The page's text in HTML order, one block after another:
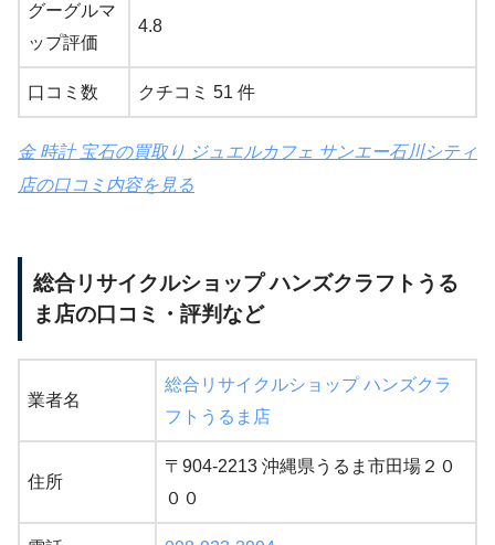
グーグルマ
ップ評価
4.8
口コミ数 クチコミ 51 件
金 時計 宝石の買取り ジュエルカフェ サンエー石川シティ
店の口コミ内容を見る
総合リサイクルショップ ハンズクラフトうる
ま店の口コミ・評判など
業者名
総合リサイクルショップ ハンズクラ
フトうるま店
住所
〒904-2213 沖縄県うるま市田場２０
００